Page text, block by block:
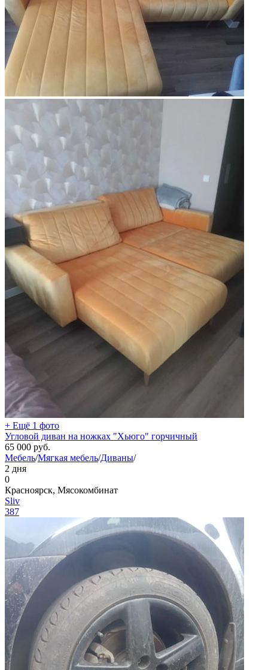
+ Ещё 1 фото
Угловой диван на ножках "Хьюго" горчичный
65 000 руб.
Мебель/Мягкая мебель/Диваны/
2 дня
0
Красноярск, Мясокомбинат
Sliv
387